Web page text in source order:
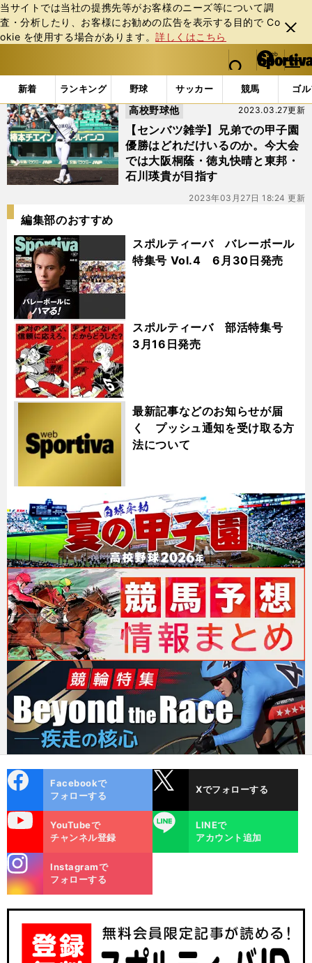
当サイトでは当社の提携先等がお客様のニーズ等について調
査・分析したり、お客様にお勧めの広告を表⽰する⽬的で Co
okie を使⽤する場合があります。詳しくはこちら
閉じ
る
web Sportiva (webスポルティーバ)
検索
マイペ
ー
ジ
メニュ
新着 ランキング 野球 サッカー 競馬 ゴ
b
ス
ポ
ル
テ
ィ
ー
バ
「#兄弟優勝」の最新ニュース・ 情報
【センバツ雑学】兄弟での甲子園
優勝はどれだけいるのか。今大会
では大阪桐蔭・徳丸快晴と東邦・
石川瑛貴が目指す
2023.03.27更新
高校野球他
2023年03月27日 18:24 更新
編集部のおすすめ
スポルティーバ バレーボール
特集号 Vol.4 6月30日発売
スポルティーバ 部活特集号
3月16日発売
最新記事などのお知らせが届
く プッシュ通知を受け取る方
法について
ok
Facebookで
フォローする
Xでフォローする
YouTubeで
チャンネル登録
LINE
LINEで
アカウント追加
m
Instagramで
フォローする